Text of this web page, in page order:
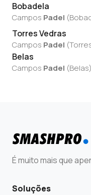
Bobadela
Campos Padel (
Torres Vedras
Campos Padel (
Belas
Campos Padel (Belas)
É muito mais que
Soluções